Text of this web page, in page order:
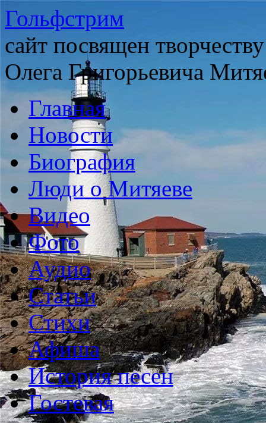
Гольфстрим
сайт посвящен
Олега Григорьевича
Главная
Новости
Биография
Люди о Митяеве
Видео
Фото
Аудио
Статьи
Стихи
Афиша
История песен
Гостевая